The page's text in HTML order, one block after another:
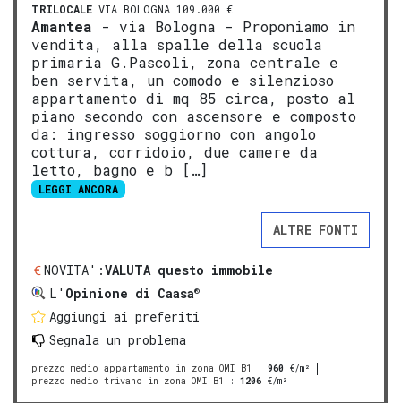
TRILOCALE VIA BOLOGNA 109.000 €
Amantea - via Bologna - Proponiamo in
vendita, alla spalle della scuola
primaria G.Pascoli, zona centrale e
ben servita, un comodo e silenzioso
appartamento di mq 85 circa, posto al
piano secondo con ascensore e composto
da: ingresso soggiorno con angolo
cottura, corridoio, due camere da
letto, bagno e b […]
LEGGI ANCORA
ALTRE FONTI
NOVITA':VALUTA questo immobile
L' Opinione di Caasa®
Aggiungi ai preferiti
Segnala un problema
prezzo medio appartamento in zona OMI B1 : 960 €/m²
prezzo medio trivano in zona OMI B1
: 1206 €/m²